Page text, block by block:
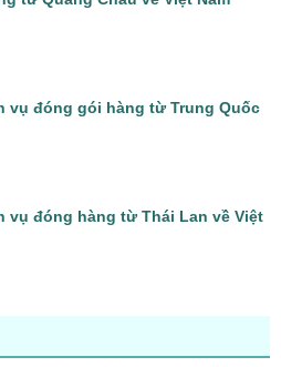
vụ đóng gói hàng từ Trung Quốc
vụ đóng hàng từ Thái Lan về Việt